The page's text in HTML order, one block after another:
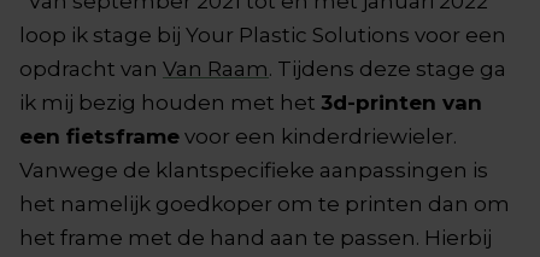
loop ik stage bij Your Plastic Solutions voor een
opdracht van Van Raam. Tijdens deze stage ga
ik mij bezig houden met het 3d-printen van
een fietsframe voor een kinderdriewieler.
Vanwege de klantspecifieke aanpassingen is
het namelijk goedkoper om te printen dan om
het frame met de hand aan te passen. Hierbij